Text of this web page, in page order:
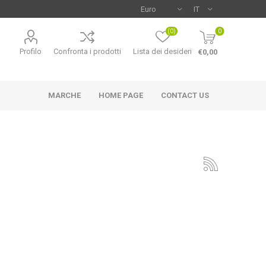
Profilo Confronta i prodotti Lista dei desideri
(0) 0
€0,00
MARCHE HOME PAGE CONTACT US